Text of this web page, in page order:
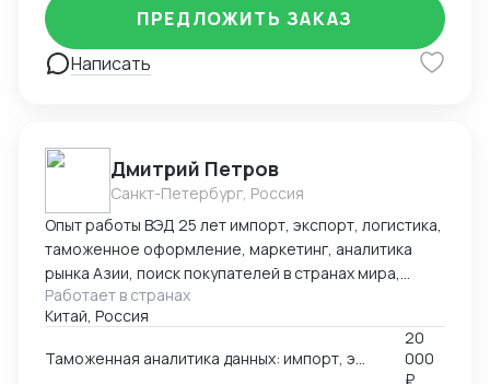
Написать
ПРЕДЛОЖИТЬ ЗАКАЗ
Дмитрий Петров
Санкт-Петербург, Россия
Опыт работы ВЭД 25 лет импорт, экспорт, логистика,
таможенное оформление, маркетинг, аналитика
рынка Азии, поиск покупателей в странах мира,
производителей, партнеров, реклама, выставки в
Китае, продвижение в Азии, консультации по ВЭД,
обучение. 🌍Официальный представитель в России
Российско-Китайского БЦ город Чанша 🌍
Работает в странах
Китай, Россия
Таможенная аналитика данных: импорт, экспорт по 252 странам мира
20
000
₽